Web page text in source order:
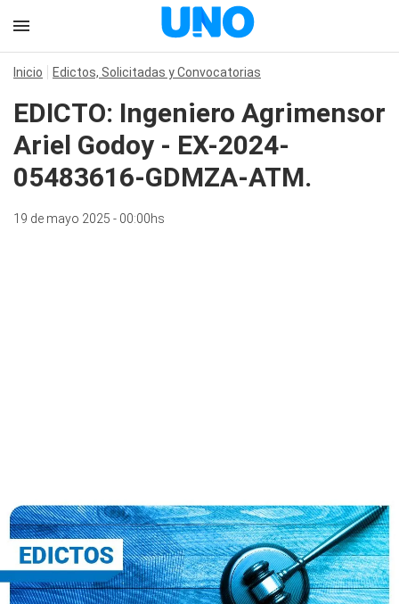
Inicio Edictos, Solicitadas y Convocatorias
EDICTO: Ingeniero Agrimensor
Ariel Godoy - EX-2024-
05483616-GDMZA-ATM.
19 de mayo 2025 - 00:00hs